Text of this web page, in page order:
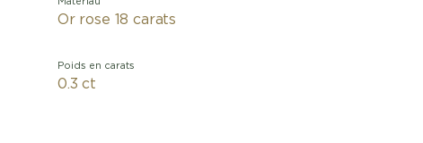
Or rose 18 carats
Poids en carats
0.3 ct